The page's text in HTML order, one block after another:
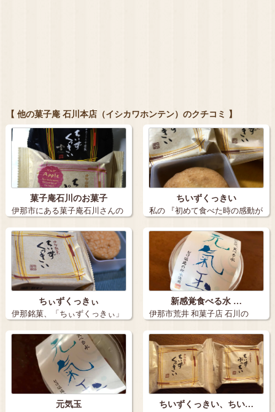
【 他の菓子庵 石川本店（イシカワホンテン）のクチコミ 】
菓子庵石川のお菓子
伊那市にある菓子庵石川さんの
・りんご…
ちいずくっきい
私の 『初めて食べた時の感動が
忘れられ…
ちぃずくっきぃ
伊那銘菓、「ちぃずくっきぃ」
宮崎…
新感覚食べる水 …
伊那市荒井 和菓子店 石川の
「元気玉」…
元気玉 ちいずくっきい、ちい…